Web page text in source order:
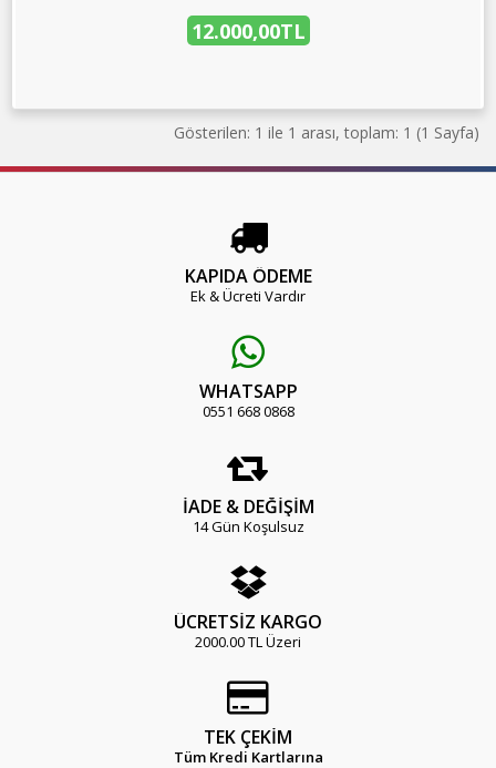
12.000,00TL
Gösterilen: 1 ile 1 arası, toplam: 1 (1 Sayfa)
KAPIDA ÖDEME
Ek & Ücreti Vardır
WHATSAPP
0551 668 0868
İADE & DEĞİŞİM
14 Gün Koşulsuz
ÜCRETSİZ KARGO
2000.00 TL Üzeri
TEK ÇEKİM
Tüm Kredi Kartlarına